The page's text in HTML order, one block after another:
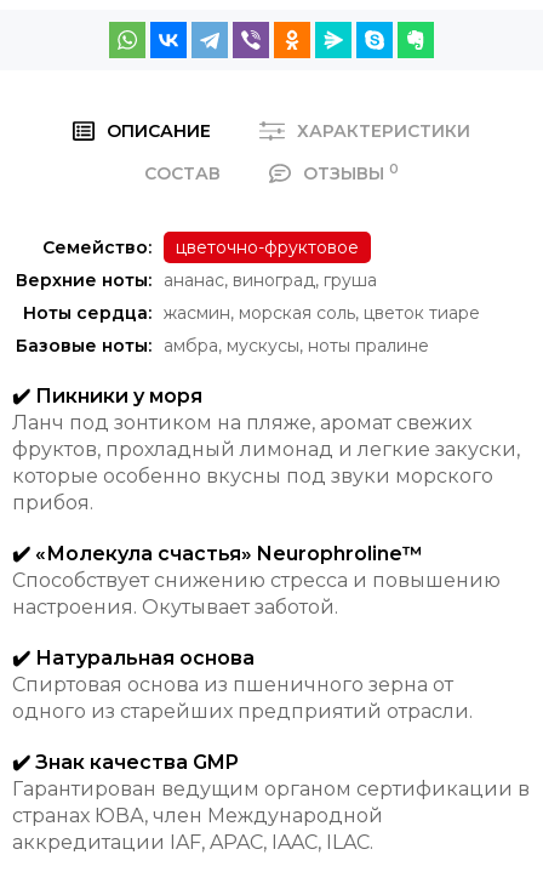
ОПИСАНИЕ
ХАРАКТЕРИСТИКИ
СОСТАВ
ОТЗЫВЫ 0
Семейство:
цветочно-фруктовое
Верхние ноты:
ананас, виноград, груша
Ноты сердца: жасмин, морская соль, цветок тиаре
Базовые ноты:
амбра, мускусы, ноты пралине
✔️ Пикники у моря
Ланч под зонтиком на пляже, аромат свежих
фруктов, прохладный лимонад и легкие закуски,
которые особенно вкусны под звуки морского
прибоя.
✔️ «Молекула счастья» Neurophroline™
Способствует снижению стресса и повышению
настроения. Окутывает заботой.
✔️ Натуральная основа
Спиртовая основа из пшеничного зерна от
одного из старейших предприятий отрасли.
✔️ Знак качества GMP
Гарантирован ведущим органом сертификации в
странах ЮВА, член Международной
аккредитации IAF, APAC, IAAC, ILAC.